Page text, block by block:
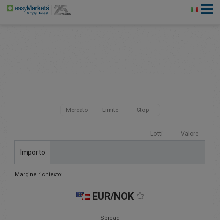
Mercato Limite Stop
Lotti Valore
Importo
Margine richiesto:
EUR/NOK
Spread